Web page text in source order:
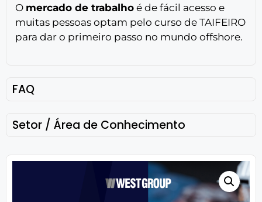
O mercado de trabalho é de fácil acesso e
muitas pessoas optam pelo curso de TAIFEIRO
para dar o primeiro passo no mundo offshore.
FAQ
Setor / Área de Conhecimento